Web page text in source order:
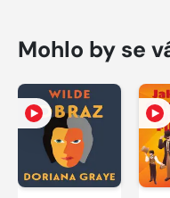
Mohlo by se